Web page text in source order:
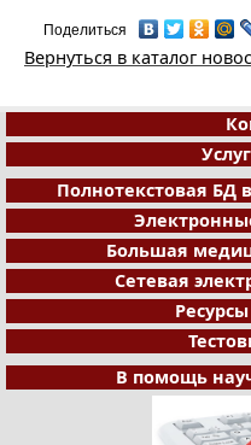
Поделиться
Вернуться в каталог
Полнотекстовая БД
Большая
Сетевая
В помощь